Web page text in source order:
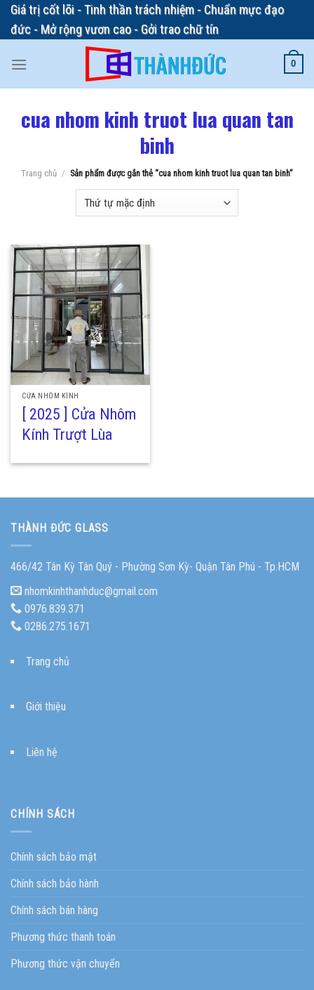
Skip
content
Giá trị cốt lõi - Tinh thần trách nhiệm - Chuẩn mực đạo
đức - Mở rộng vươn cao - Gởi trao chữ tín
0
cua nhom kinh truot lua quan tan
binh
Trang chủ / Sản phẩm được gắn thẻ “cua nhom kinh truot lua quan tan binh”
CỬA NHÔM KÍNH
[ 2025 ] Cửa Nhôm
Kính Trượt Lùa
THÀNH ĐỨC GLASS
466/42 Tân Kỳ Tân Quý - Phường Sơn Kỳ- Quận Tân Phú - Tp.HCM
nhomkinhthanhduc@gmail.com
0976.839.371
0286.275.1671
Trang chủ
Giới thiệu
Liên hệ
CHÍNH SÁCH
Chính sách bảo mật
Chính sách bảo hành
Chính sách bán hàng
Phương thức thanh toán
Phương thức vận chuyển